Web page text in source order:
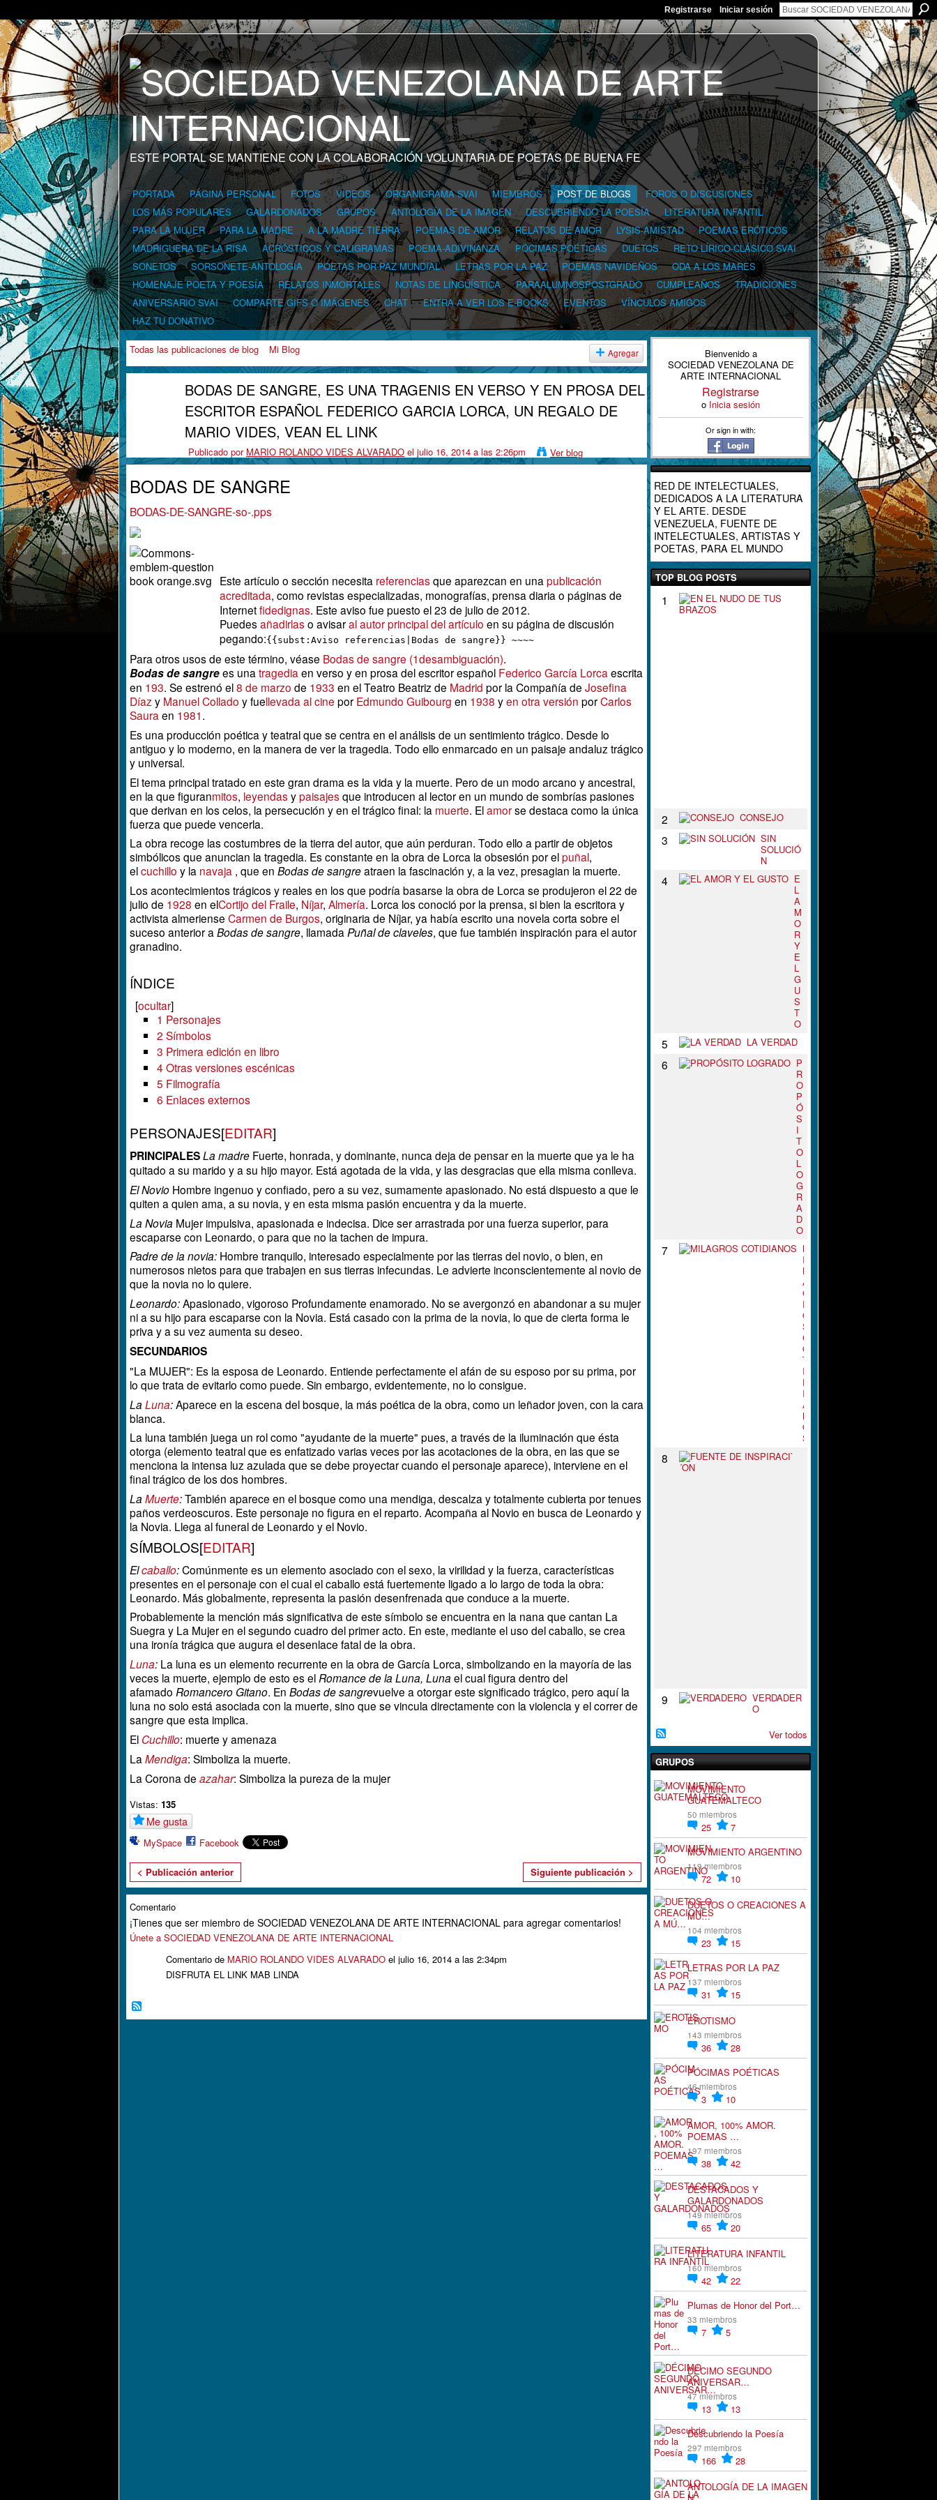
Registrarse Iniciar sesión
ESTE PORTAL SE MANTIENE CON LA COLABORACIÓN VOLUNTARIA DE POETAS DE BUENA FE
PORTADA PÁGINA PERSONAL FOTOS VIDEOS ORGANIGRAMA SVAI MIEMBROS POST DE BLOGS
FOROS O DISCUSIONES
LOS MÁS POPULARES
GALARDONADOS GRUPOS ANTOLOGÍA DE LA IMAGEN DESCUBRIENDO LA POESÍA
LITERATURA INFANTIL
PARA LA MUJER
PARA LA MADRE A LA MADRE TIERRA POEMAS DE AMOR RELATOS DE AMOR LYSIS-AMISTAD
POEMAS ERÓTICOS
MADRIGUERA DE LA RISA
ACRÓSTICOS Y CALIGRAMAS POEMA-ADIVINANZA PÓCIMAS POÉTICAS DUETOS
RETO LÍRICO-CLÁSICO SVAI
SONETOS
SORSONETE-ANTOLOGÍA POETAS POR PAZ MUNDIAL LETRAS POR LA PAZ POEMAS NAVIDEÑOS
ODA A LOS MARES
HOMENAJE POETA Y POESÍA
RELATOS INMORTALES NOTAS DE LINGÜÍSTICA PARAALUMNOSPOSTGRADO CUMPLEAÑOS
TRADICIONES
ANIVERSARIO SVAI
COMPARTE GIFS O IMÁGENES CHAT ENTRA A VER LOS E-BOOKS EVENTOS
VÍNCULOS AMIGOS
HAZ TU DONATIVO
Todas las publicaciones de blog Mi Blog Agregar
BODAS DE SANGRE, ES UNA TRAGENIS EN VERSO Y EN PROSA DEL
ESCRITOR ESPAÑOL FEDERICO GARCIA LORCA, UN REGALO DE
MARIO VIDES, VEAN EL LINK
Publicado por MARIO ROLANDO VIDES ALVARADO el julio 16, 2014 a las 2:26pm Ver blog
BODAS DE SANGRE
BODAS-DE-SANGRE-so-.pps
Este artículo o sección necesita referenciasque aparezcan en una publicación
acreditada, como revistas especializadas, monografías, prensa diaria o páginas de
Internetfidedignas. Este aviso fue puesto el 23 de julio de 2012.
Puedesañadirlaso avisaral autor principal del artículo en su página de discusión
pegando:{{subst:Aviso referencias|Bodas de sangre}} ~~~~
Para otros usos de este término, véase Bodas de sangre (1desambiguación).
Bodas de sangrees una tragedia en verso y en prosa del escritor español Federico García Lorca escrita
en 193. Se estrenó el8 de marzo de 1933 en el Teatro Beatriz de Madrid por la Compañía de Josefina
Díaz y Manuel Collado y fuellevada al cine por Edmundo Guibourg en 1938 yen otra versión porCarlos
Saura en 1981.
Es una producción poética y teatral que se centra en el análisis de un sentimiento trágico. Desde lo
antiguo y lo moderno, en la manera de ver la tragedia. Todo ello enmarcado en un paisaje andaluz trágico
y universal.
El tema principal tratado en este gran drama es la vida y la muerte. Pero de un modo arcano y ancestral,
en la que figuranmitos, leyendasypaisajesque introducen al lector en un mundo de sombrías pasiones
que derivan en los celos, la persecución y en el trágico final: la muerte. Elamorse destaca como la única
fuerza que puede vencerla.
La obra recoge las costumbres de la tierra del autor, que aún perduran. Todo ello a partir de objetos
simbólicos que anuncian la tragedia. Es constante en la obra de Lorca la obsesión por elpuñal,
elcuchillo y la navaja , que en Bodas de sangreatraen la fascinación y, a la vez, presagian la muerte.
Los acontecimientos trágicos y reales en los que podría basarse la obra de Lorca se produjeron el 22 de
julio de 1928 en elCortijo del Fraile, Níjar, Almería. Lorca los conoció por la prensa, si bien la escritora y
activista almeriense Carmen de Burgos, originaria de Níjar, ya había escrito una novela corta sobre el
suceso anterior a Bodas de sangre, llamada Puñal de claveles, que fue también inspiración para el autor
granadino.
ÍNDICE
[ocultar]
1 Personajes
2 Símbolos
3 Primera edición en libro
4 Otras versiones escénicas
5 Filmografía
6 Enlaces externos
PERSONAJES[EDITAR]
PRINCIPALESLa madre Fuerte, honrada, y dominante, nunca deja de pensar en la muerte que ya le ha
quitado a su marido y a su hijo mayor. Está agotada de la vida, y las desgracias que ella misma conlleva.
El Novio Hombre ingenuo y confiado, pero a su vez, sumamente apasionado. No está dispuesto a que le
quiten a quien ama, a su novia, y en esta misma pasión encuentra y da la muerte.
La Novia Mujer impulsiva, apasionada e indecisa. Dice ser arrastrada por una fuerza superior, para
escaparse con Leonardo, o para que no la tachen de impura.
Padre de la novia: Hombre tranquilo, interesado especialmente por las tierras del novio, o bien, en
numerosos nietos para que trabajen en sus tierras infecundas. Le advierte inconscientemente al novio de
que la novia no lo quiere.
Leonardo:Apasionado, vigoroso Profundamente enamorado. No se avergonzó en abandonar a su mujer
ni a su hijo para escaparse con la Novia. Está casado con la prima de la novia, lo que de cierta forma le
priva y a su vez aumenta su deseo.
SECUNDARIOS
"La MUJER": Es la esposa de Leonardo. Entiende perfectamente el afán de su esposo por su prima, por
lo que trata de evitarlo como puede. Sin embargo, evidentemente, no lo consigue.
La Luna:Aparece en la escena del bosque, la más poética de la obra, como un leñador joven, con la cara
blanca.
La luna también juega un rol como "ayudante de la muerte" pues, a través de la iluminación que ésta
otorga (elemento teatral que es enfatizado varias veces por las acotaciones de la obra, en las que se
menciona la intensa luz azulada que se debe proyectar cuando el personaje aparece), interviene en el
final trágico de los dos hombres.
La Muerte:También aparece en el bosque como una mendiga, descalza y totalmente cubierta por tenues
paños verdeoscuros. Este personaje no figura en el reparto. Acompaña al Novio en busca de Leonardo y
la Novia. Llega al funeral de Leonardo y el Novio.
SÍMBOLOS[EDITAR]
Elcaballo:Comúnmente es un elemento asociado con el sexo, la virilidad y la fuerza, características
presentes en el personaje con el cual el caballo está fuertemente ligado a lo largo de toda la obra:
Leonardo. Más globalmente, representa la pasión desenfrenada que conduce a la muerte.
Probablemente la mención más significativa de este símbolo se encuentra en la nana que cantan La
Suegra y La Mujer en el segundo cuadro del primer acto. En este, mediante el uso del caballo, se crea
una ironía trágica que augura el desenlace fatal de la obra.
Luna: La luna es un elemento recurrente en la obra de García Lorca, simbolizando en la mayoría de las
veces la muerte, ejemplo de esto es el Romance de la Luna, Luna el cual figura dentro del
afamado Romancero Gitano. En Bodas de sangrevuelve a otorgar este significado trágico, pero aquí la
luna no solo está asociada con la muerte, sino que se vincula directamente con la violencia y el correr de
sangre que esta implica.
El Cuchillo: muerte y amenaza
La Mendiga: Simboliza la muerte.
La Corona de azahar: Simboliza la pureza de la mujer
Vistas: 135
Me gusta
MySpace Facebook
< Publicación anterior Siguiente publicación >
Comentario
¡Tienes que ser miembro de SOCIEDAD VENEZOLANA DE ARTE INTERNACIONAL para agregar comentarios!
Únete a SOCIEDAD VENEZOLANA DE ARTE INTERNACIONAL
Comentario de MARIO ROLANDO VIDES ALVARADO el julio 16, 2014 a las 2:34pm
DISFRUTA EL LINK MAB LINDA
Bienvenido a
SOCIEDAD VENEZOLANA DE
ARTE INTERNACIONAL
Registrarse
o Inicia sesión
Or sign in with:
RED DE INTELECTUALES,
DEDICADOS A LA LITERATURA
Y EL ARTE. DESDE
VENEZUELA, FUENTE DE
INTELECTUALES, ARTISTAS Y
POETAS, PARA EL MUNDO
TOP BLOG POSTS
1
2 CONSEJO
3
SIN
SOLUCIÓ
N
4
E
L
A
M
O
R
Y
E
L
G
U
S
T
O
5 LA VERDAD
6
P
R
O
P
Ó
S
I
T
O
L
O
G
R
A
D
O
7
M
I
L
A
G
R
O
S
C
O
T
I
D
I
A
N
O
8
9
VERDADER
O
Ver todos
GRUPOS
MOVIMIENTO
GUATEMALTECO
50 miembros
25
7
MOVIMIENTO ARGENTINO
119 miembros
72
10
DUETOS O CREACIONES A
MÚ…
104 miembros
23
15
LETRAS POR LA PAZ
137 miembros
31
15
EROTISMO
143 miembros
36
28
PÓCIMAS POÉTICAS
46 miembros
3
10
AMOR, 100% AMOR.
POEMAS …
197 miembros
38
42
DESTACADOS Y
GALARDONADOS
149 miembros
65
20
LITERATURA INFANTIL
160 miembros
42
22
Plumas de Honor del Port…
33 miembros
7 5
DÉCIMO SEGUNDO
ANIVERSAR…
47 miembros
13
13
Descubriendo la Poesía
297 miembros
166
28
ANTOLOGÍA DE LA IMAGEN
N…